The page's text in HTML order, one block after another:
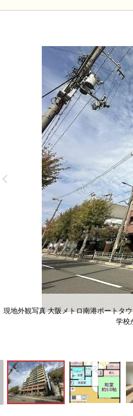
現地外観写真 大阪メトロ南港ポートタ
学校